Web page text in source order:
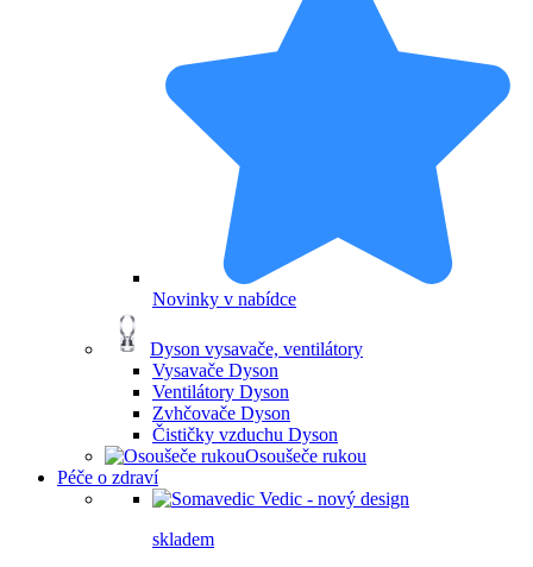
Novinky v nabídce
Dyson vysavače, ventilátory
Vysavače Dyson
Ventilátory Dyson
Zvhčovače Dyson
Čističky vzduchu Dyson
Osoušeče rukou
Péče o zdraví
skladem